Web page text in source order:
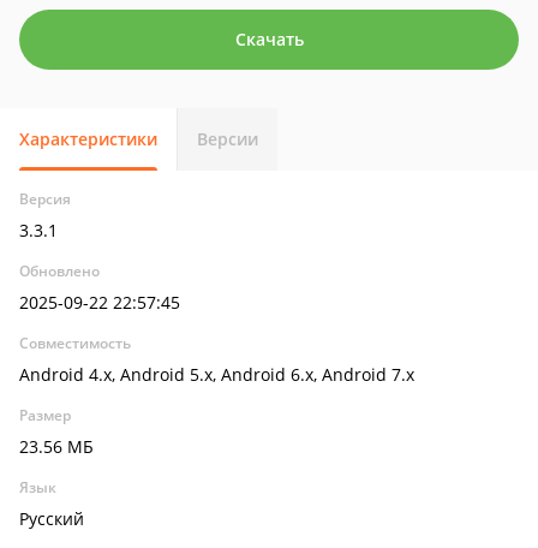
Скачать
Характеристики Версии
Версия
3.3.1
Обновлено
2025-09-22 22:57:45
Совместимость
Android 4.x, Android 5.x, Android 6.x, Android 7.x
Размер
23.56 МБ
Язык
Русский